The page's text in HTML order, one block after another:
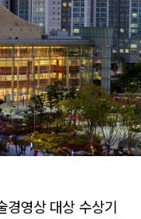
경영상 대상 수상기